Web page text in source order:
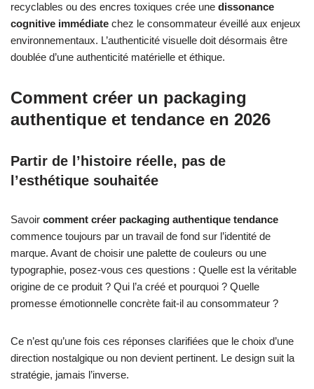
recyclables ou des encres toxiques crée une dissonance
cognitive immédiate chez le consommateur éveillé aux enjeux
environnementaux. L’authenticité visuelle doit désormais être
doublée d’une authenticité matérielle et éthique.
Comment créer un packaging
authentique et tendance en 2026
Partir de l’histoire réelle, pas de
l’esthétique souhaitée
Savoir comment créer packaging authentique tendance
commence toujours par un travail de fond sur l’identité de
marque. Avant de choisir une palette de couleurs ou une
typographie, posez-vous ces questions : Quelle est la véritable
origine de ce produit ? Qui l’a créé et pourquoi ? Quelle
promesse émotionnelle concrète fait-il au consommateur ?
Ce n’est qu’une fois ces réponses clarifiées que le choix d’une
direction nostalgique ou non devient pertinent. Le design suit la
stratégie, jamais l’inverse.